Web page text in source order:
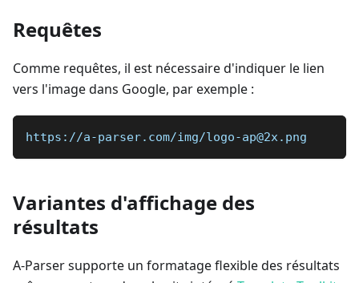
Requêtes
Comme requêtes, il est nécessaire d'indiquer le lien
vers l'image dans Google, par exemple :
https://a-parser.com/img/logo-ap@2x.png
Variantes d'affichage des
résultats
A-Parser supporte un formatage flexible des résultats